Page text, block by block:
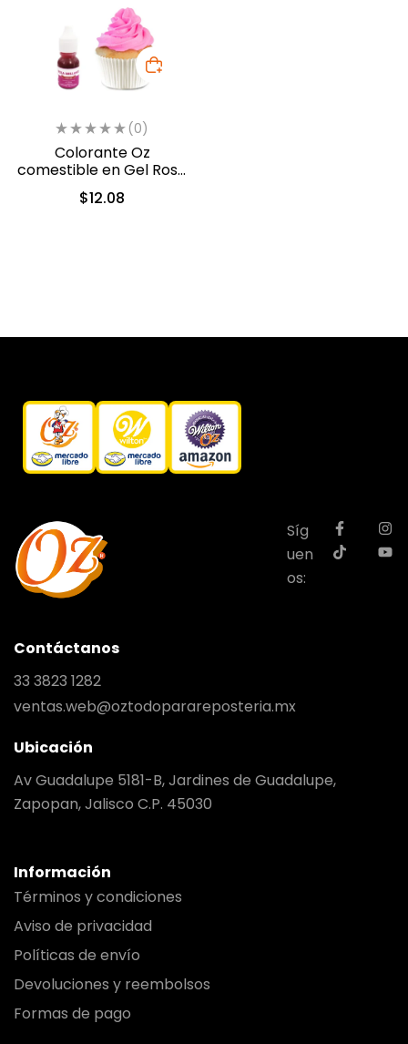
(0)
Colorante Oz
comestible en Gel Rosa
10ml (549)
$12.08
Síg
uen
os:
Contáctanos
33 3823 1282
ventas.web@oztodoparareposteria.mx
Ubicación
Av Guadalupe 5181-B, Jardines de Guadalupe,
Zapopan, Jalisco C.P. 45030
Información
Términos y condiciones
Aviso de privacidad
Políticas de envío
Devoluciones y reembolsos
Formas de pago